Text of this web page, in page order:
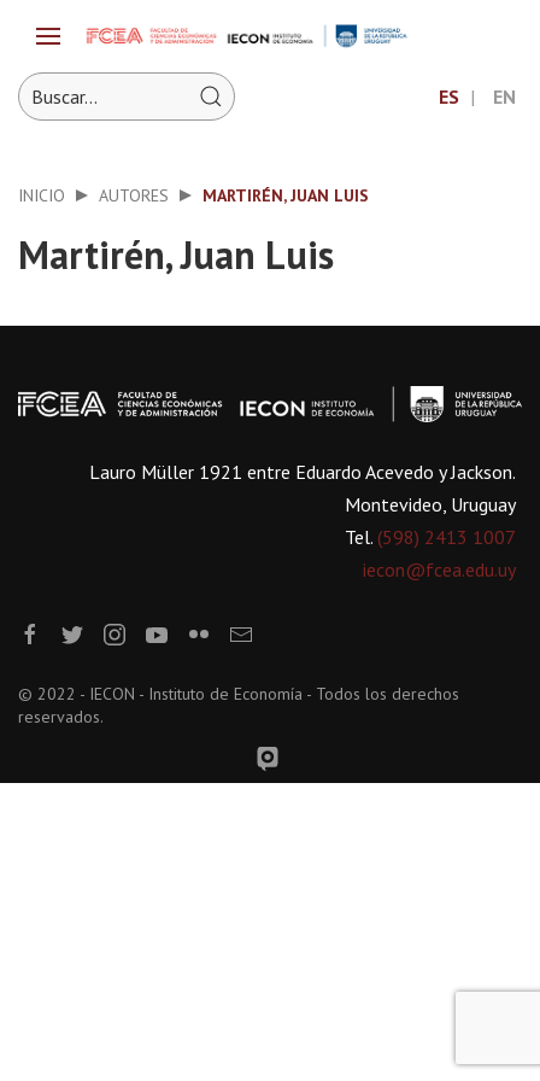
ES EN
INICIO AUTORES MARTIRÉN, JUAN LUIS
Martirén, Juan Luis
Lauro Müller 1921 entre Eduardo Acevedo y Jackson.
Montevideo, Uruguay
Tel. (598) 2413 1007
iecon@fcea.edu.uy
© 2022 - IECON - Instituto de Economía - Todos los derechos
reservados.